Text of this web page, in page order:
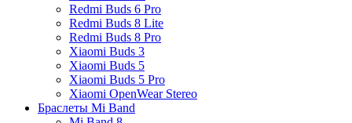
Redmi Buds 6 Pro
Redmi Buds 8 Lite
Redmi Buds 8 Pro
Xiaomi Buds 3
Xiaomi Buds 5
Xiaomi Buds 5 Pro
Xiaomi OpenWear Stereo
Браслеты Mi Band